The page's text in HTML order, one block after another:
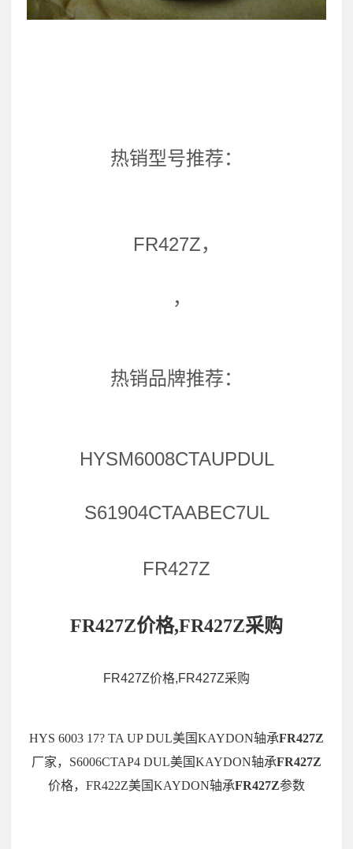
热销型号推荐：
FR427Z，
，
热销品牌推荐：
HYSM6008CTAUPDUL
S61904CTAABEC7UL
FR427Z
FR427Z价格,FR427Z采购
FR427Z价格,FR427Z采购
HYS 6003 17? TA UP DUL美国KAYDON轴承FR427Z
厂家，S6006CTAP4 DUL美国KAYDON轴承FR427Z
价格，FR422Z美国KAYDON轴承FR427Z参数